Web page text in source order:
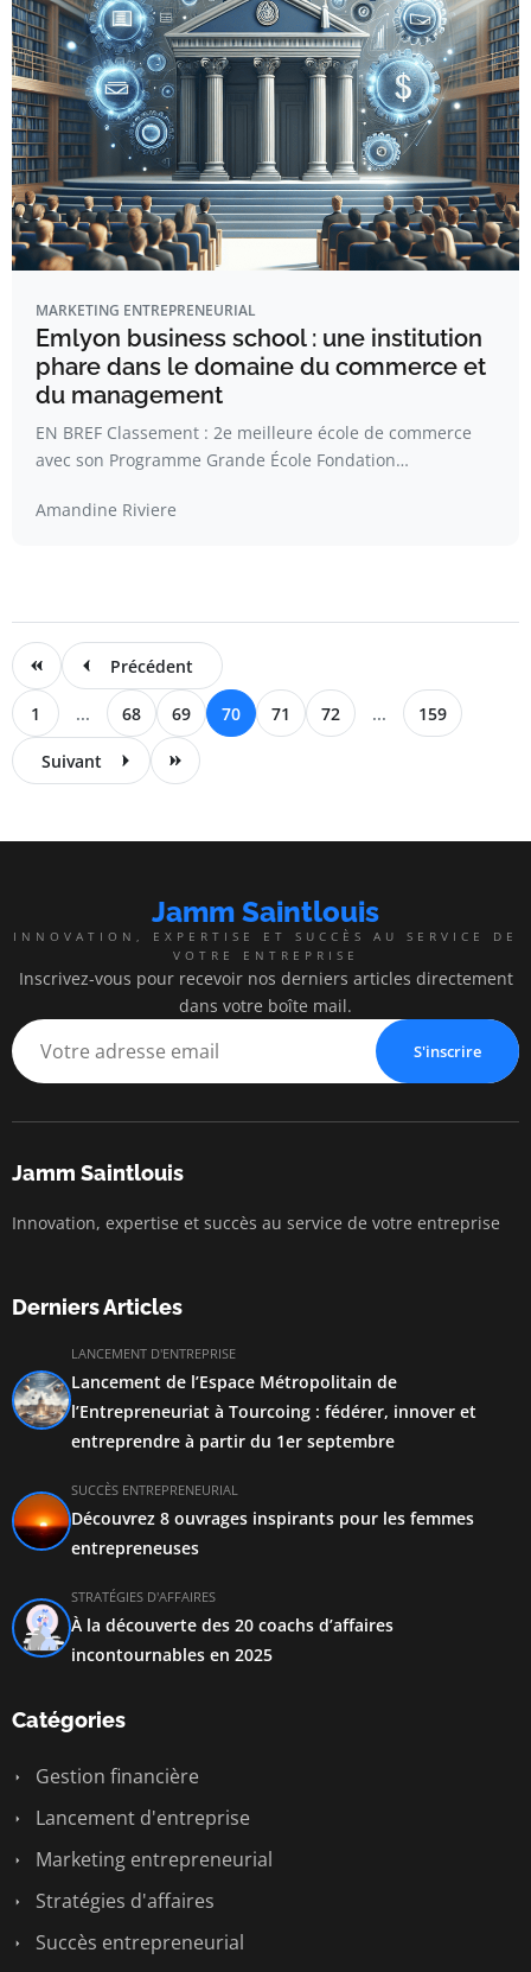
MARKETING ENTREPRENEURIAL
Emlyon business school : une institution
phare dans le domaine du commerce et
du management
EN BREF Classement : 2e meilleure école de commerce
avec son Programme Grande École Fondation…
Amandine Riviere
Précédent
1 ... 68 69 70 71 72 ... 159
Suivant
Jamm Saintlouis
INNOVATION, EXPERTISE ET SUCCÈS AU SERVICE DE
VOTRE ENTREPRISE
Inscrivez-vous pour recevoir nos derniers articles directement
dans votre boîte mail.
S'inscrire
Jamm Saintlouis
Innovation, expertise et succès au service de votre entreprise
Derniers Articles
LANCEMENT D'ENTREPRISE
Lancement de l’Espace Métropolitain de
l’Entrepreneuriat à Tourcoing : fédérer, innover et
entreprendre à partir du 1er septembre
SUCCÈS ENTREPRENEURIAL
Découvrez 8 ouvrages inspirants pour les femmes
entrepreneuses
STRATÉGIES D'AFFAIRES
À la découverte des 20 coachs d’affaires
incontournables en 2025
Catégories
Gestion financière
Lancement d'entreprise
Marketing entrepreneurial
Stratégies d'affaires
Succès entrepreneurial